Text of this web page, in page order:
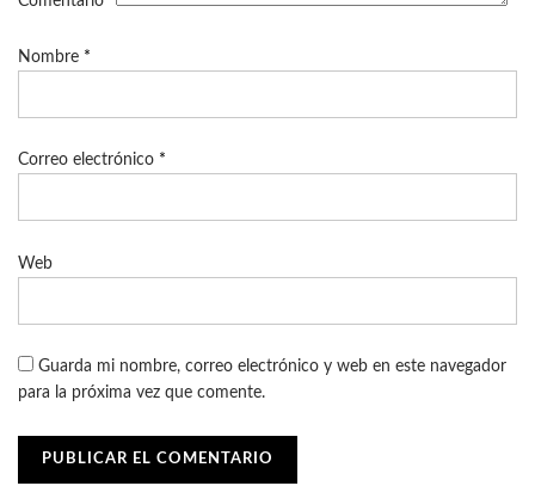
Nombre *
Correo electrónico *
Web
Guarda mi nombre, correo electrónico y web en este navegador
para la próxima vez que comente.